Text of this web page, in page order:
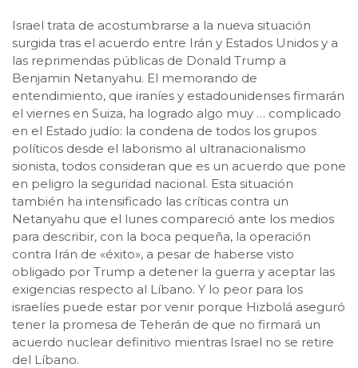
Israel trata de acostumbrarse a la nueva situación
surgida tras el acuerdo entre Irán y Estados Unidos y a
las reprimendas públicas de Donald Trump a
Benjamin Netanyahu. El memorando de
entendimiento, que iraníes y estadounidenses firmarán
el viernes en Suiza, ha logrado algo muy … complicado
en el Estado judío: la condena de todos los grupos
políticos desde el laborismo al ultranacionalismo
sionista, todos consideran que es un acuerdo que pone
en peligro la seguridad nacional. Esta situación
también ha intensificado las críticas contra un
Netanyahu que el lunes compareció ante los medios
para describir, con la boca pequeña, la operación
contra Irán de «éxito», a pesar de haberse visto
obligado por Trump a detener la guerra y aceptar las
exigencias respecto al Líbano. Y lo peor para los
israelíes puede estar por venir porque Hizbolá aseguró
tener la promesa de Teherán de que no firmará un
acuerdo nuclear definitivo mientras Israel no se retire
del Líbano.